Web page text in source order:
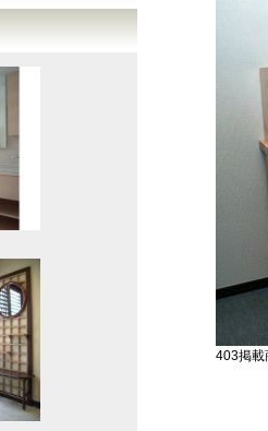
403掲載